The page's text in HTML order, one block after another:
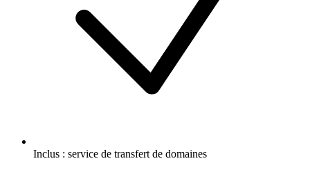
Inclus : service de transfert de domaines